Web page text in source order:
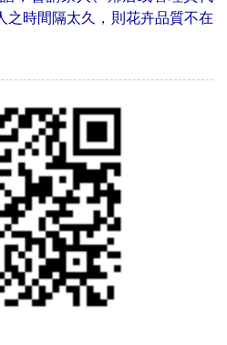
之時間隔太久，則花卉品質不在